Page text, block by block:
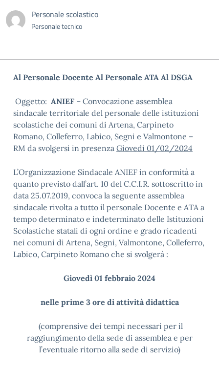
Personale scolastico
Personale tecnico
Al Personale Docente Al Personale ATA Al DSGA
Oggetto: ANIEF – Convocazione assemblea
sindacale territoriale del personale delle istituzioni
scolastiche dei comuni di Artena, Carpineto
Romano, Colleferro, Labico, Segni e Valmontone –
RM da svolgersi in presenza Giovedì 01/02/2024
L’Organizzazione Sindacale ANIEF in conformità a
quanto previsto dall’art. 10 del C.C.I.R. sottoscritto in
data 25.07.2019, convoca la seguente assemblea
sindacale rivolta a tutto il personale Docente e ATA a
tempo determinato e indeterminato delle Istituzioni
Scolastiche statali di ogni ordine e grado ricadenti
nei comuni di Artena, Segni, Valmontone, Colleferro,
Labico, Carpineto Romano che si svolgerà :
Giovedì 01 febbraio 2024
nelle prime 3 ore di attività didattica
(comprensive dei tempi necessari per il
raggiungimento della sede di assemblea e per
l’eventuale ritorno alla sede di servizio)